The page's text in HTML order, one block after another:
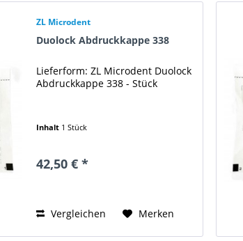
ZL Microdent
Duolock Abdruckkappe 338
Lieferform: ZL Microdent Duolock
Abdruckkappe 338 - Stück
Inhalt 1 Stück
42,50 € *
Vergleichen Merken